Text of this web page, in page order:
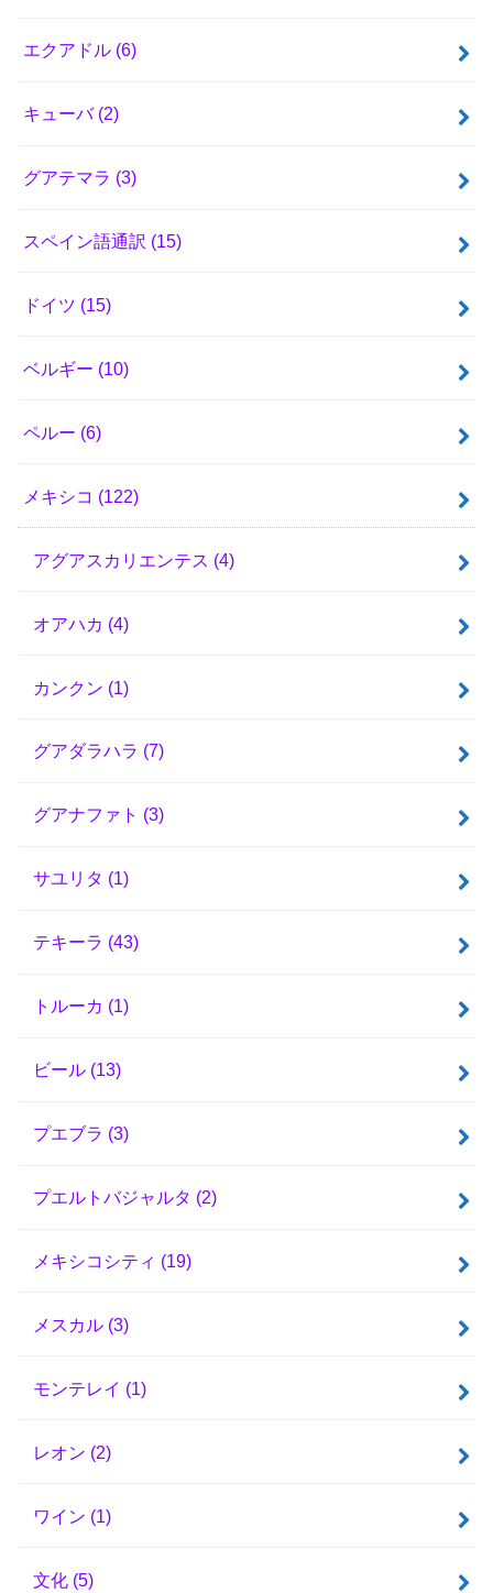
エクアドル (6)
キューバ (2)
グアテマラ (3)
スペイン語通訳 (15)
ドイツ (15)
ベルギー (10)
ペルー (6)
メキシコ (122)
アグアスカリエンテス (4)
オアハカ (4)
カンクン (1)
グアダラハラ (7)
グアナファト (3)
サユリタ (1)
テキーラ (43)
トルーカ (1)
ビール (13)
プエブラ (3)
プエルトバジャルタ (2)
メキシコシティ (19)
メスカル (3)
モンテレイ (1)
レオン (2)
ワイン (1)
文化 (5)